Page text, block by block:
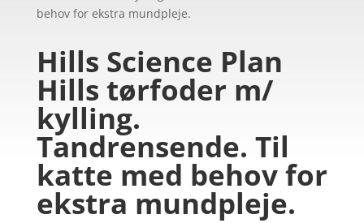
behov for ekstra mundpleje.
Hills Science Plan
Hills tørfoder m/
kylling.
Tandrensende. Til
katte med behov for
ekstra mundpleje.